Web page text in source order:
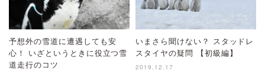
予想外の雪道に遭遇しても安
心！ いざというときに役立つ雪
道走行のコツ
いまさら聞けない？ スタッドレ
スタイヤの疑問 【初級編】
2019.12.17